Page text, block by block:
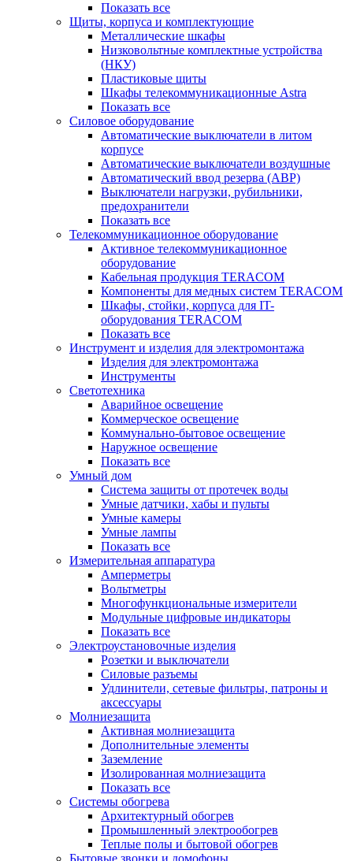
Показать все
Щиты, корпуса и комплектующие
Металлические шкафы
Низковольтные комплектные устройства
(НКУ)
Пластиковые щиты
Шкафы телекоммуникационные Astra
Показать все
Силовое оборудование
Автоматические выключатели в литом
корпусе
Автоматические выключатели воздушные
Автоматический ввод резерва (АВР)
Выключатели нагрузки, рубильники,
предохранители
Показать все
Телекоммуникационное оборудование
Активное телекоммуникационное
оборудование
Кабельная продукция TERACOM
Компоненты для медных систем TERACOM
Шкафы, стойки, корпуса для IT-
оборудования TERACOM
Показать все
Инструмент и изделия для электромонтажа
Изделия для электромонтажа
Инструменты
Светотехника
Аварийное освещение
Коммерческое освещение
Коммунально-бытовое освещение
Наружное освещение
Показать все
Умный дом
Система защиты от протечек воды
Умные датчики, хабы и пульты
Умные камеры
Умные лампы
Показать все
Измерительная аппаратура
Амперметры
Вольтметры
Многофункциональные измерители
Модульные цифровые индикаторы
Показать все
Электроустановочные изделия
Розетки и выключатели
Силовые разъемы
Удлинители, сетевые фильтры, патроны и
аксессуары
Молниезащита
Активная молниезащита
Дополнительные элементы
Заземление
Изолированная молниезащита
Показать все
Системы обогрева
Архитектурный обогрев
Промышленный электрообогрев
Теплые полы и бытовой обогрев
Бытовые звонки и домофоны